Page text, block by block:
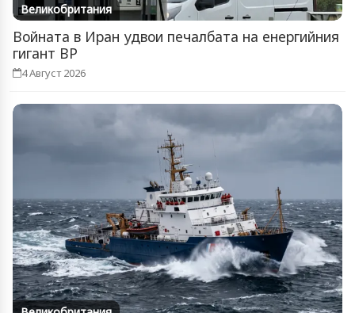
Великобритания
Войната в Иран удвои печалбата на енергийния
гигант BP
4 Август 2026